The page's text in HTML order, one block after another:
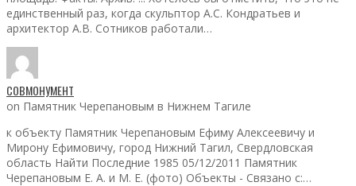
единственный раз, когда скульптор А.С. Кондратьев и
архитектор А.В. Сотников работали…
СОВМОНУМЕНТ
on Памятник Черепановым в Нижнем Тагиле
к объекту Памятник Черепановым Ефиму Алексеевичу и
Мирону Ефимовичу, город Нижний Тагил, Свердловская
область Найти Последние 1985 05/12/2011 Памятник
Черепановым Е. А. и М. Е. (фото) Объекты - Связано с:…